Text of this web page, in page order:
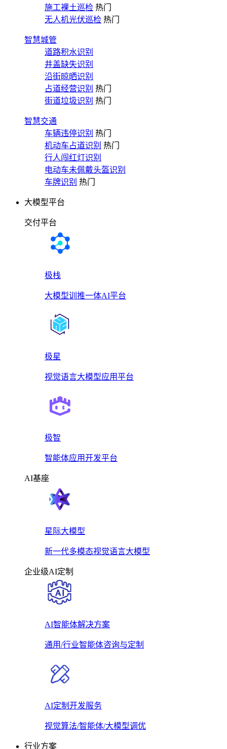
施工裸土巡检 热门
无人机光伏巡检 热门
智慧城管
道路积水识别
井盖缺失识别
沿街晾晒识别
占道经营识别 热门
街道垃圾识别 热门
智慧交通
车辆违停识别 热门
机动车占道识别 热门
行人闯红灯识别
电动车未佩戴头盔识别
车牌识别 热门
大模型平台
交付平台
极栈
大模型训推一体AI平台
极星
视觉语言大模型应用平台
极智
智能体应用开发平台
AI基座
星际大模型
新一代多模态视觉语言大模型
企业级AI定制
AI智能体解决方案
通用/行业智能体咨询与定制
AI定制开发服务
视觉算法/智能体/大模型调优
行业方案